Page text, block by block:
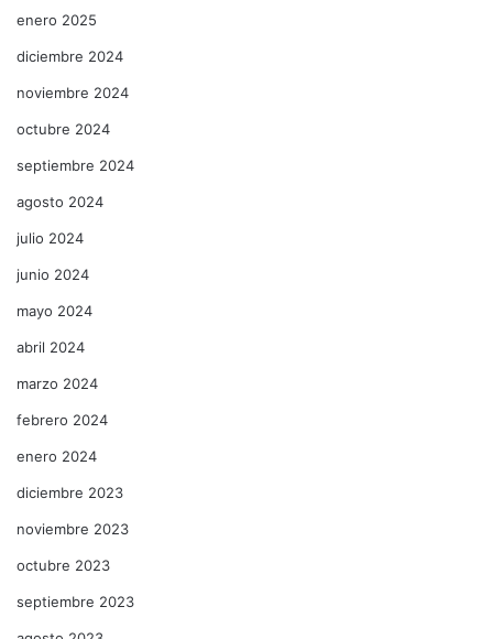
enero 2025
diciembre 2024
noviembre 2024
octubre 2024
septiembre 2024
agosto 2024
julio 2024
junio 2024
mayo 2024
abril 2024
marzo 2024
febrero 2024
enero 2024
diciembre 2023
noviembre 2023
octubre 2023
septiembre 2023